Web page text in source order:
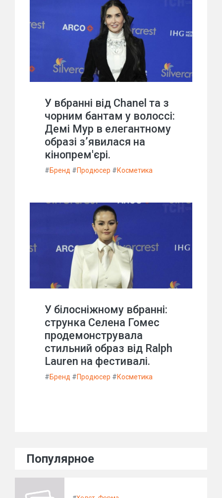
У вбранні від Chanel та з
чорним бантам у волоссі:
Демі Мур в елегантному
образі з’явилася на
кінопрем'єрі.
#Бренд #Продюсер #Косметика
У білосніжному вбранні:
струнка Селена Гомес
продемонструвала
стильний образ від Ralph
Lauren на фестивалі.
#Бренд #Продюсер #Косметика
Популярное